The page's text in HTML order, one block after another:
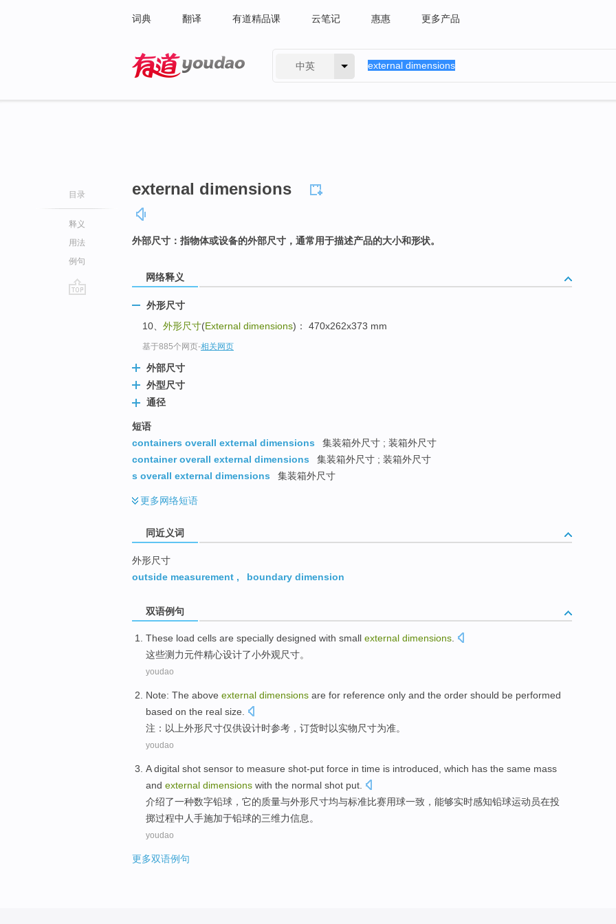
词典 翻译 有道精品课 云笔记 惠惠 更多产品
中英
目录
释义
用法
例句
external dimensions
外部尺寸：指物体或设备的外部尺寸，通常用于描述产品的大小和形状。
网络释义
外形尺寸
10、 外形尺寸(External dimensions)： 470x262x373 mm
基于885个网页-相关网页
外部尺寸
外型尺寸
通径
短语
containers overall external dimensions
集装箱外尺寸 ; 装箱外尺寸
container overall external dimensions
集装箱外尺寸 ; 装箱外尺寸
s overall external dimensions
集装箱外尺寸
更多网络短语
同近义词
外形尺寸
outside measurement , boundary dimension
双语例句
These load cells are specially designed with small external dimensions.
这些测力元件精心设计了小外观尺寸。
youdao
Note: The above external dimensions are for reference only and the order should be performed
based on the real size
注 ： 以上外形尺寸仅供设计时参考， 订货时以实物尺寸为准。
youdao
A digital shot sensor to measure shot-put force in time is introduced which has the same mass
and external dimensions with the normal shot put.
介绍了一种数字铅球 ， 它的质量与外形尺寸均与标准比赛用球一致 ，能够实时感知铅球运动员在投
掷过程中人手施加于铅球的三维力信息。
youdao
更多双语例句